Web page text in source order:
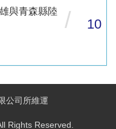
與青森縣陸
/ 10
公司所維運
Rights Reserved.